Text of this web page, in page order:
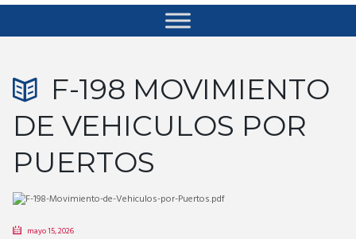
F-198 MOVIMIENTO
DE VEHICULOS POR
PUERTOS
mayo 15, 2026